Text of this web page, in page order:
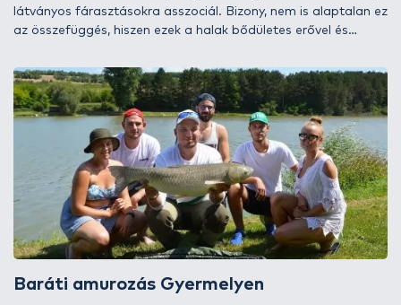
látványos fárasztásokra asszociál. Bizony, nem is alaptalan ez
az összefüggés, hiszen ezek a halak bődületes erővel és
vagyok, hogy aki megtapasztalta vagy látta már, hogy milyen
kiemelkedő élményt jelent egy harcias amur megfogása, az
szeretné újra és újra átélni. Valószínűleg ennek köszönhető,
hogy mára egyre többen horgásznak kifejezetten amurra,
miközben néhány évvel ezelőtt sokkal többen voltak azok, akik
csupán a pontyozás járulékos mellékhalaként tekintettek az
ezüstös torpedókra, ráadásul a célzottan amurozók száma a
statisztika szerint folyamatosan növekszik. Nos, ennek az
írásnak, illetve filmnek a célja, hogy egyrészt kedvet csináljon
az utóbbi tábor számára, másrészt pedig átfogó képet
nyújtson a hatékony amurhorgászat praktikáiról az
előbbieknek is, valamint segítsen nekik abban, hogy
megfoghassák első amurjaikat vagy akár új rekordjaikat!
Baráti amurozás Gyermelyen